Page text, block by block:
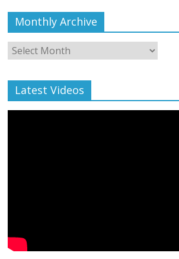
Monthly Archive
Monthly
Archive
Latest Videos